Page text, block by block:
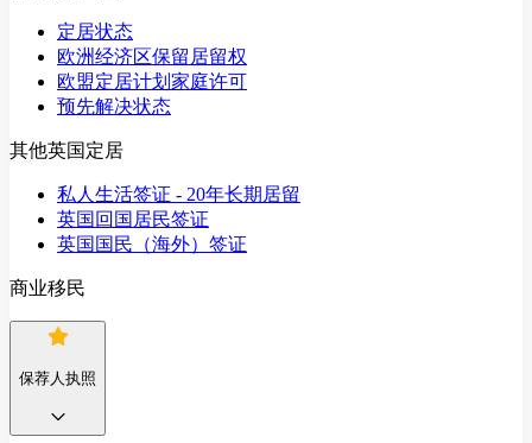
定居状态
欧洲经济区保留居留权
欧盟定居计划家庭许可
预先解决状态
其他英国定居
私人生活签证 - 20年长期居留
英国回国居民签证
英国国民（海外）签证
商业移民
保荐人执照